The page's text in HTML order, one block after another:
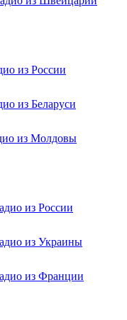
из России
из Беларуси
из Молдовы
из России
из Украины
из Франции